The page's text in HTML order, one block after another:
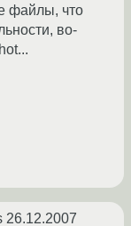
файлы, что
во-
26.12.2007